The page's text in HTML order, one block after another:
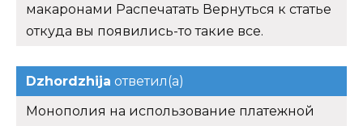
макаронами Распечатать Вернуться к статье
откуда вы появились-то такие все.
Dzhordzhija ответил(а)
Монополия на использование платежной